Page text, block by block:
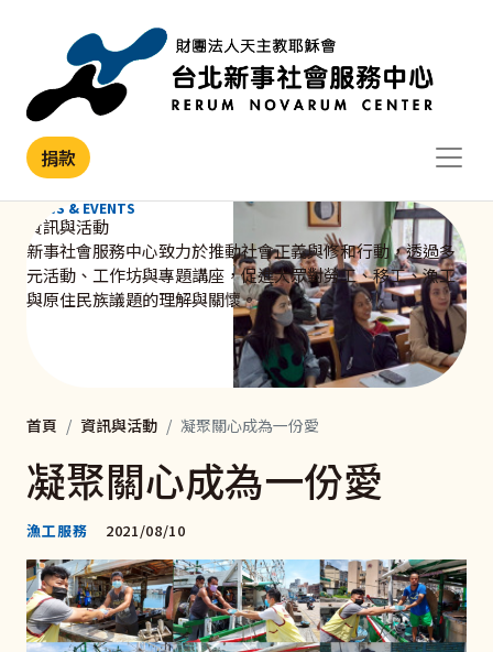
捐款
NEWS & EVENTS
資訊與活動
新事社會服務中心致力於推動社會正義與修和行動，透過多
元活動、工作坊與專題講座，促進大眾對勞工、移工、漁工
與原住民族議題的理解與關懷。
首頁 資訊與活動 凝聚關心成為一份愛
凝聚關心成為一份愛
漁工服務 2021/08/10